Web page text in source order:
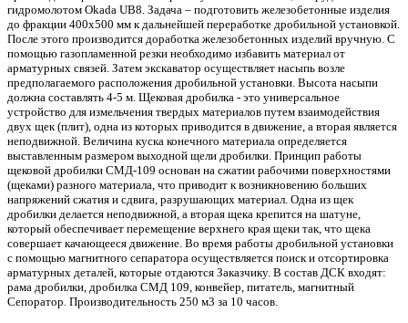
гидромолотом Okada UB8. Задача – подготовить железобетонные изделия
до фракции 400х500 мм к дальнейшей переработке дробильной установкой.
После этого производится доработка железобетонных изделий вручную. С
помощью газопламенной резки необходимо избавить материал от
арматурных связей. Затем экскаватор осуществляет насыпь возле
предполагаемого расположения дробильной установки. Высота насыпи
должна составлять 4-5 м. Щековая дробилка - это универсальное
устройство для измельчения твердых материалов путем взаимодействия
двух щек (плит), одна из которых приводится в движение, а вторая является
неподвижной. Величина куска конечного материала определяется
выставленным размером выходной щели дробилки. Принцип работы
щековой дробилки СМД-109 основан на сжатии рабочими поверхностями
(щеками) разного материала, что приводит к возникновению больших
напряжений сжатия и сдвига, разрушающих материал. Одна из щек
дробилки делается неподвижной, а вторая щека крепится на шатуне,
который обеспечивает перемещение верхнего края щеки так, что щека
совершает качающееся движение. Во время работы дробильной установки
с помощью магнитного сепаратора осуществляется поиск и отсортировка
арматурных деталей, которые отдаются Заказчику. В состав ДСК входят:
рама дробилки, дробилка СМД 109, конвейер, питатель, магнитный
Сепоратор. Производительность 250 м3 за 10 часов.